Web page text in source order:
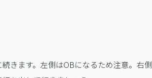
きます。左側はOBになるため注意。右側